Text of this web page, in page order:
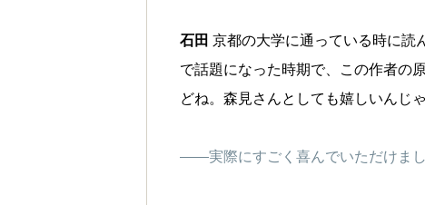
石田京都の大学に通っている時に読
で話題になった時期で、この作者の
どね。森見さんとしても嬉しいんじ
——実際にすごく喜んでいただけまし